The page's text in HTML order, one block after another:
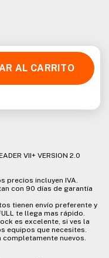
VII+ VERSION 2.0
precios incluyen IVA.
con 90 días de garantía
tienen envío preferente y
te llega mas rápido.
es excelente, si ves la
equipos que necesites.
completamente nuevos.